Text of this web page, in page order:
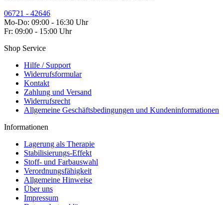
06721 - 42646
Mo-Do: 09:00 - 16:30 Uhr
Fr: 09:00 - 15:00 Uhr
Shop Service
Hilfe / Support
Widerrufsformular
Kontakt
Zahlung und Versand
Widerrufsrecht
Allgemeine Geschäftsbedingungen und Kundeninformationen
Informationen
Lagerung als Therapie
Stabilisierungs-Effekt
Stoff- und Farbauswahl
Verordnungsfähigkeit
Allgemeine Hinweise
Über uns
Impressum